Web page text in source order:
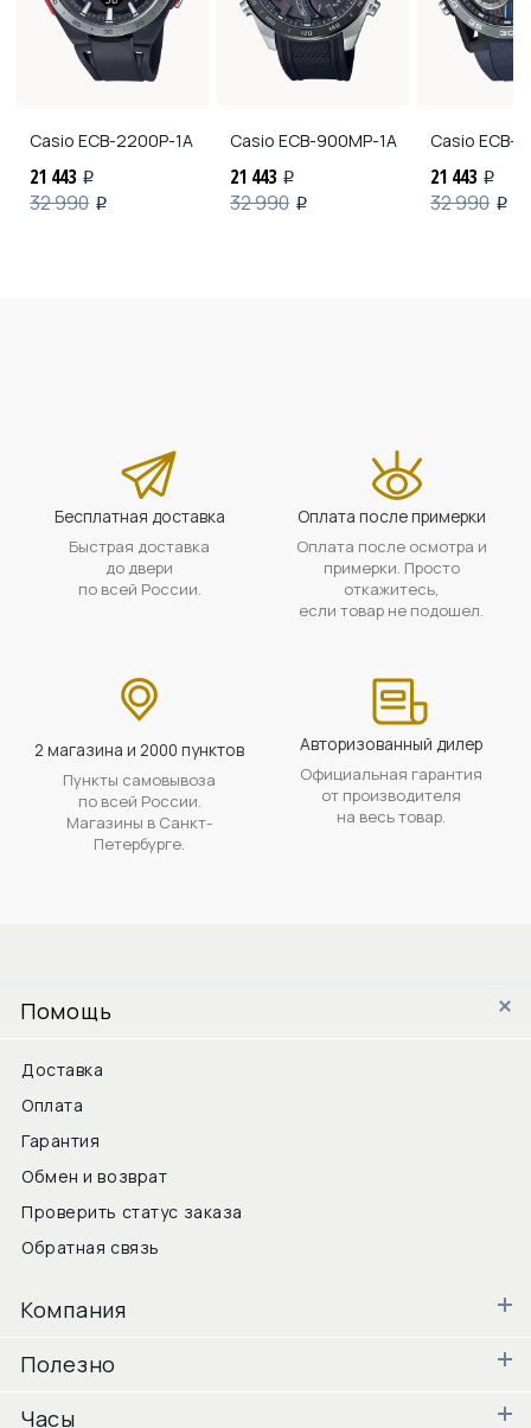
Casio ECB-2200P-1A
21 443 i
32 990 i
Casio ECB-900MP-1A
21 443 i
32 990 i
Casio ECB-
21 443 i
32 990 i
Бесплатная доставка
Быстрая доставка
до двери
по всей России.
Оплата после примерки
Оплата после осмотра и
примерки. Просто
откажитесь,
если товар не подошел.
2 магазина и 2000 пунктов
Пункты самовывоза
по всей России.
Магазины в Санкт-
Петербурге.
Авторизованный дилер
Официальная гарантия
от производителя
на весь товар.
Помощь
Доставка
Оплата
Гарантия
Обмен и возврат
Проверить статус заказа
Обратная связь
Компания
Полезно
Часы